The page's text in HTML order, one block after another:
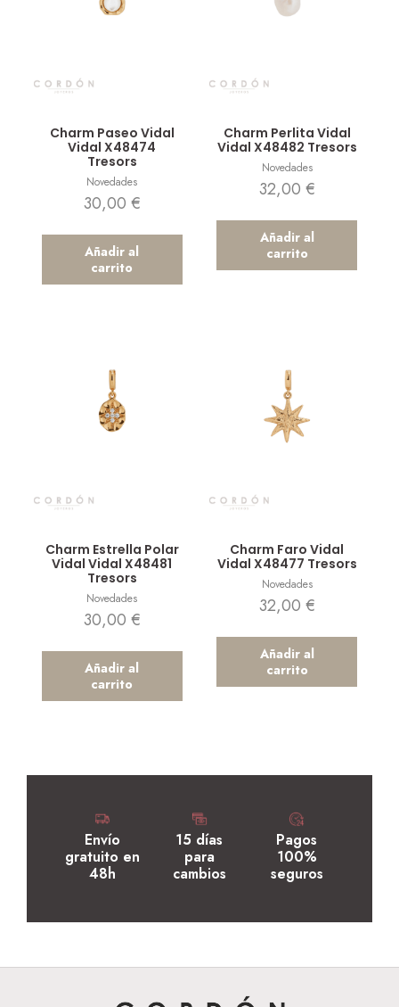
Charm Paseo Vidal
Vidal X48474
Tresors
Novedades
30,00 €
Añadir al
carrito
Charm Perlita Vidal
Vidal X48482 Tresors
Novedades
32,00 €
Añadir al
carrito
Charm Estrella Polar
Vidal Vidal X48481
Tresors
Novedades
30,00 €
Añadir al
carrito
Charm Faro Vidal
Vidal X48477 Tresors
Novedades
32,00 €
Añadir al
carrito
Envío
gratuito en
48h
15 días
para
cambios
Pagos
100%
seguros